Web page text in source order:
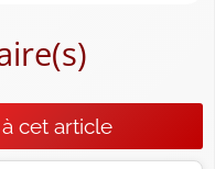
cet article